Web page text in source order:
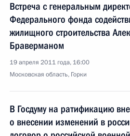
Встреча с генеральным
Федерального фонда
жилищного строительства
Браверманом
19 апреля 2011 года, 16:00
Московская область, Горки
В Госдуму на ратификацию
о внесении изменений в